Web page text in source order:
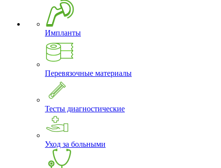
Импланты
Перевязочные материалы
Тесты диагностические
Уход за больными